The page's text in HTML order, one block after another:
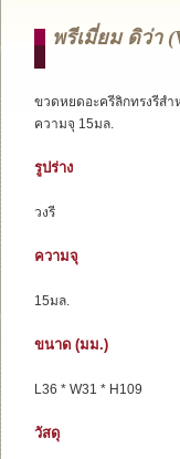
พรีเมี่ยม ดิว่า
ขวดหยดอะครีลิกทรงรีส
ความจุ 15มล.
รูปร่าง
วงรี
ความจุ
15มล.
ขนาด (มม.)
L36 * W31 * H109
วัสดุ